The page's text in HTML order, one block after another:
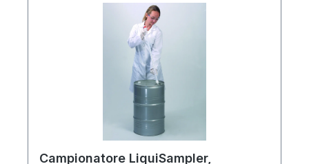
Campionatore LiquiSampler,